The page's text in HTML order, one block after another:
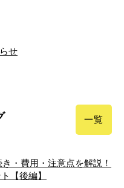
せ
一覧
・費用・注意点を解説！
【後編】